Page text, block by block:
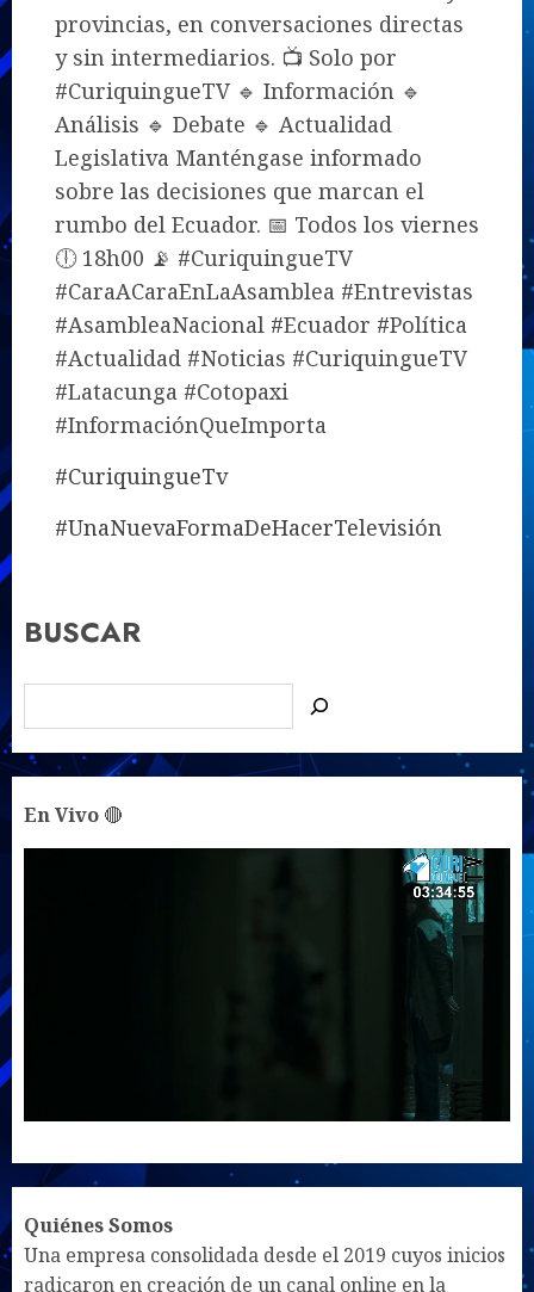
provincias, en conversaciones directas
y sin intermediarios. 📺 Solo por
#CuriquingueTV 🔹 Información 🔹
Análisis 🔹 Debate 🔹 Actualidad
Legislativa Manténgase informado
sobre las decisiones que marcan el
rumbo del Ecuador. 📅 Todos los viernes
🕕 18h00 📡 #CuriquingueTV
#CaraACaraEnLaAsamblea #Entrevistas
#AsambleaNacional #Ecuador #Política
#Actualidad #Noticias #CuriquingueTV
#Latacunga #Cotopaxi
#InformaciónQueImporta
#CuriquingueTv
#UnaNuevaFormaDeHacerTelevisión
BUSCAR
En Vivo 🔴
UNMUTE SETTINGS
Quiénes Somos
Una empresa consolidada desde el 2019 cuyos inicios
radicaron en creación de un canal online en la